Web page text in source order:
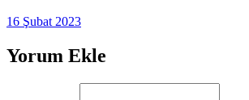
16 Şubat 2023
Yorum Ekle